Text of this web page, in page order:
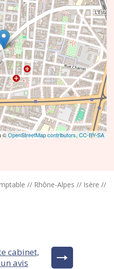
©OpenStreetMap contributors, CC-BY-SA
// Rhône-Alpes // Isère //
cabinet,
avis